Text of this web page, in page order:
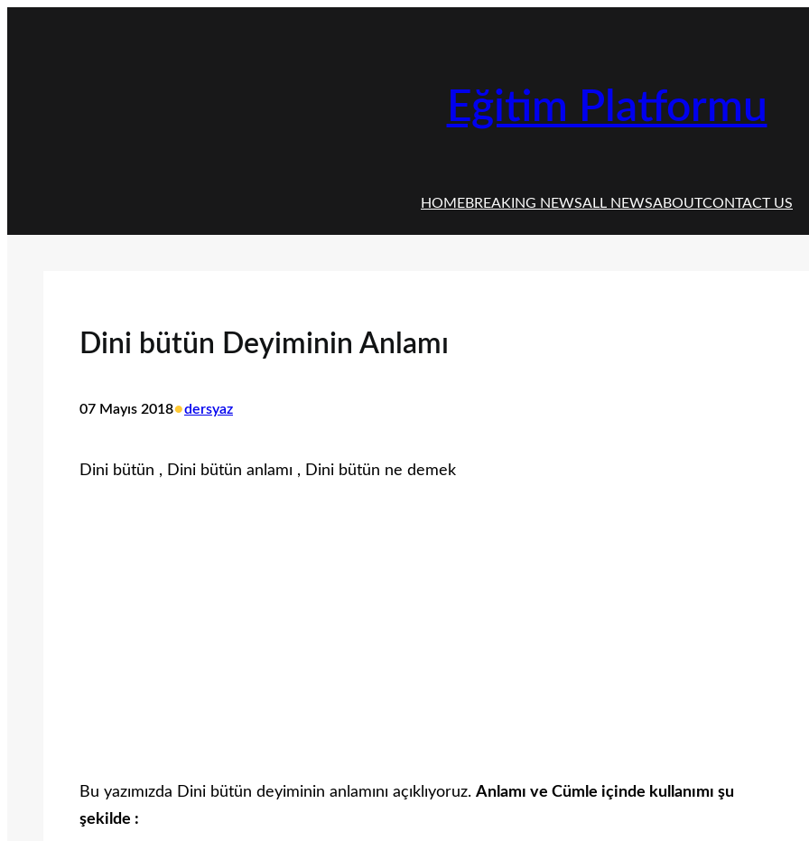
Eğitim Platformu
HOMEBREAKING NEWSALL NEWSABOUTCONTACT US
Dini bütün Deyiminin Anlamı
07 Mayıs 2018•dersyaz
Dini bütün , Dini bütün anlamı , Dini bütün ne demek
Bu yazımızda Dini bütün deyiminin anlamını açıklıyoruz. Anlamı ve Cümle içinde kullanımı şu
şekilde :